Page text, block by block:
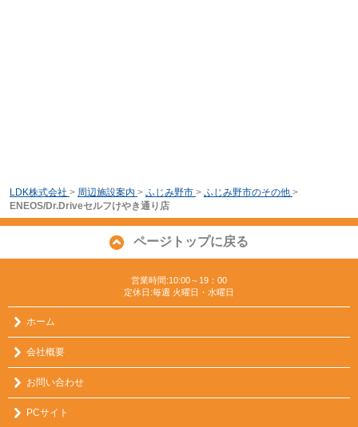
LDK株式会社 > 周辺施設案内 > ふじみ野市 > ふじみ野市のその他 >
ENEOS/Dr.Driveセルフけやき通り店
ページトップに戻る
営業時間:10:00～19：00
定休日:毎週 火曜日・水曜日
ホーム
会社概要
お問い合わせ
PCサイト